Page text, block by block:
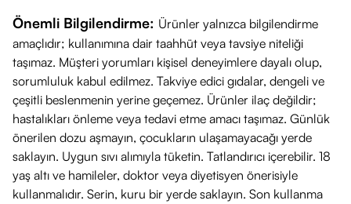
normal fonksiyonuna katkıda bulunmayı hedefler.
Önemli Bilgilendirme: Ürünler yalnızca bilgilendirme
amaçlıdır; kullanımına dair taahhüt veya tavsiye niteliği
taşımaz. Müşteri yorumları kişisel deneyimlere dayalı olup,
sorumluluk kabul edilmez. Takviye edici gıdalar, dengeli ve
çeşitli beslenmenin yerine geçemez. Ürünler ilaç değildir;
hastalıkları önleme veya tedavi etme amacı taşımaz. Günlük
önerilen dozu aşmayın, çocukların ulaşamayacağı yerde
saklayın. Uygun sıvı alımıyla tüketin. Tatlandırıcı içerebilir. 18
yaş altı ve hamileler, doktor veya diyetisyen önerisiyle
kullanmalıdır. Serin, kuru bir yerde saklayın. Son kullanma